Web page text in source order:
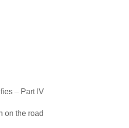
– Part IV
on the road